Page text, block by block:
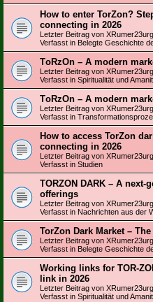
How to enter TorZon?
connecting in 2026
Letzter Beitrag von
Verfasst in Belegte Geschichte
TоRzOn – A modern
Letzter Beitrag von
Verfasst in Spiritualität und
TоRzOn – A modern
Letzter Beitrag von
Verfasst in
How to access TorZon
connecting in 2026
Letzter Beitrag von
Verfasst in Studien
TORZON DARK – A
offerings
Letzter Beitrag von
Verfasst in Nachrichten aus der
TorZon Dark Market –
Letzter Beitrag von
Verfasst in Belegte Geschichte
Working links for TOR-
link in 2026
Letzter Beitrag von
Verfasst in Spiritualität und